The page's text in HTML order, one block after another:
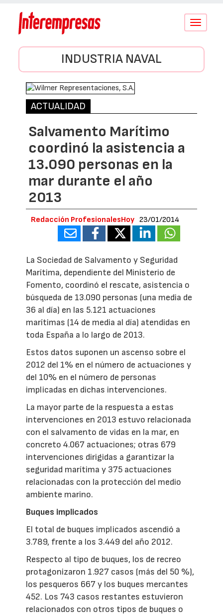
Conmutar
INDUSTRIA NAVAL
ACTUALIDAD
Salvamento Marítimo
coordinó la asistencia a
13.090 personas en la
mar durante el año
2013
Redacción ProfesionalesHoy 23/01/2014
La Sociedad de Salvamento y Seguridad
Marítima, dependiente del Ministerio de
Fomento, coordinó el rescate, asistencia o
búsqueda de 13.090 personas (una media de
36 al día) en las 5.121 actuaciones
marítimas (14 de media al día) atendidas en
toda España a lo largo de 2013.
Estos datos suponen un ascenso sobre el
2012 del 1% en el número de actuaciones y
del 10% en el número de personas
implicadas en dichas intervenciones.
La mayor parte de la respuesta a estas
intervenciones en 2013 estuvo relacionada
con el salvamento de vidas en la mar, en
concreto 4.067 actuaciones; otras 679
intervenciones dirigidas a garantizar la
seguridad marítima y 375 actuaciones
relacionadas con la protección del medio
ambiente marino.
Buques implicados
El total de buques implicados ascendió a
3.789, frente a los 3.449 del año 2012.
Respecto al tipo de buques, los de recreo
protagonizaron 1.927 casos (más del 50 %),
los pesqueros 667 y los buques mercantes
452. Los 743 casos restantes estuvieron
relacionados con otros tipos de buques o